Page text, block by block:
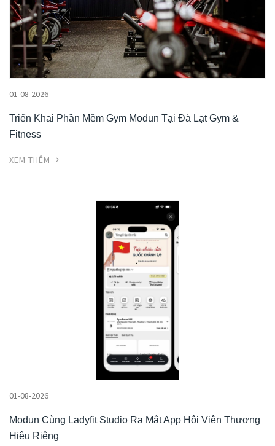
01-08-2026
Triển Khai Phần Mềm Gym Modun Tại Đà Lạt Gym &
Fitness
XEM THÊM
01-08-2026
Modun Cùng Ladyfit Studio Ra Mắt App Hội Viên Thương
Hiệu Riêng